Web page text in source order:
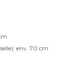
env. 70 cm